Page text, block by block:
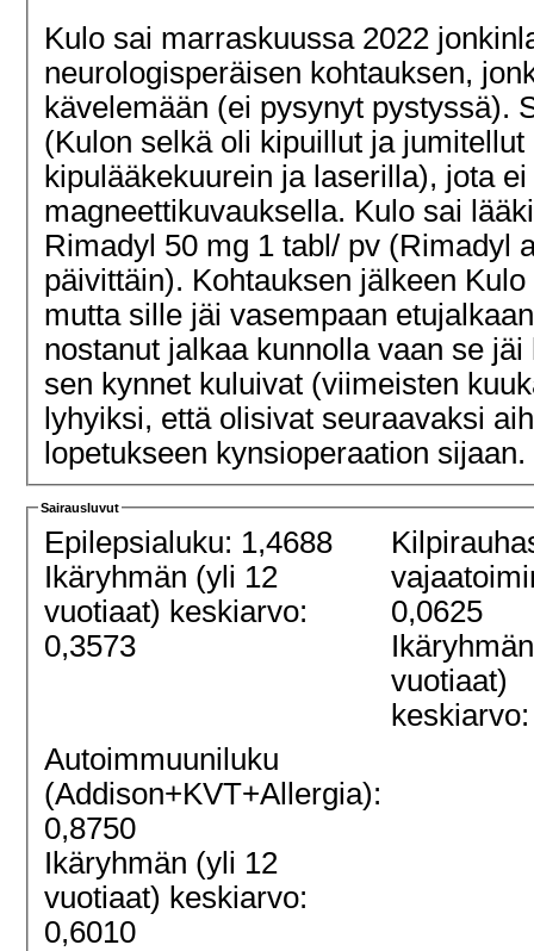
Kulo sai marraskuussa 2022
neurologisperäisen kohtauksen,
kävelemään (ei pysynyt pystyssä).
(Kulon selkä oli kipuillut ja
kipulääkekuurein ja laserilla), jota
magneettikuvauksella. Kulo sai
Rimadyl 50 mg 1 tabl/ pv (Rimadyl
päivittäin). Kohtauksen jälkeen
mutta sille jäi vasempaan
nostanut jalkaa kunnolla vaan se
sen kynnet kuluivat (viimeisten
lyhyiksi, että olisivat seuraavaksi
lopetukseen kynsioperaation sijaan.
Sairausluvut
Epilepsialuku: 1,4688
Ikäryhmän (yli 12
vuotiaat) keskiarvo:
0,3573
0,0625
vuotiaat)
Autoimmuuniluku
(Addison+KVT+Allergia):
0,8750
Ikäryhmän (yli 12
vuotiaat) keskiarvo:
0,6010